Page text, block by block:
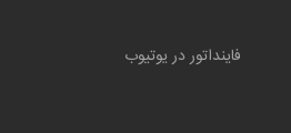
فاینداتور در یوتیوب